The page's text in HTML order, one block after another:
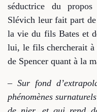
séductrice du
Slévich leur fait part de
la vie du fils Bates et
lui, le fils chercherait à
de Spencer quant à la
– Sur fond
phénomènes